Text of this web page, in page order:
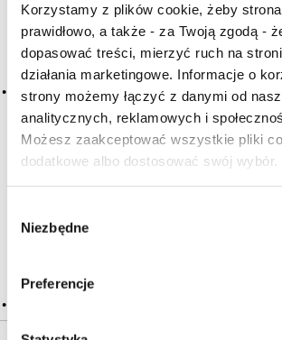
Korzystamy z plików cookie, żeby strona
prawidłowo, a także - za Twoją zgodą -
dopasować treści, mierzyć ruch na
działania marketingowe. Informacje o
strony możemy łączyć z danymi od
analitycznych, reklamowych i
Możesz zaakceptować wszystkie pliki
dodatkowe albo dostosować swój wybór.
zgody
Niezbędne
Preferencje
Czy masz ukończone 18
Archiwum wpisów
without alcohol
wino bezalkoholowe
2016-05-10
wina, w których za pomocą procesów
alkohol; nie osiągnęły nigdy większych